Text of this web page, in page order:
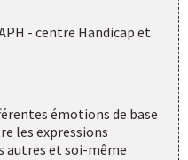
- centre Handicap et
émotions de base
les expressions
autres et soi-même